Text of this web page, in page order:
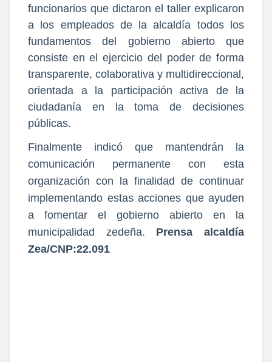
funcionarios que dictaron el taller explicaron
a los empleados de la alcaldía todos los
fundamentos del gobierno abierto que
consiste en el ejercicio del poder de forma
transparente, colaborativa y multidireccional,
orientada a la participación activa de la
ciudadanía en la toma de decisiones
públicas.
Finalmente indicó que mantendrán la
comunicación permanente con esta
organización con la finalidad de continuar
implementando estas acciones que ayuden
a fomentar el gobierno abierto en la
municipalidad zedeña. Prensa alcaldía
Zea/CNP:22.091